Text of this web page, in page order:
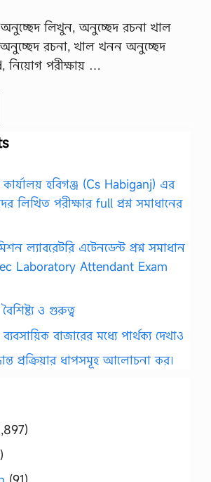
লিখুন, অনুচ্ছেদ রচনা খাল
রচনা, খাল খনন অনুচ্ছেদ
নিয়োগ পরীক্ষায় …
কার্যালয় হবিগঞ্জ (Cs Habiganj) এর
লিখিত পরীক্ষার full প্রশ্ন সমাধানের
ল্যাবরেটরি এটেনডেন্ট প্রশ্ন সমাধান
Laboratory Attendant Exam
ও গুরুত্ব
বাজারের মধ্যে পার্থক্য দেখাও
প্রক্রিয়ার ধাপসমূহ আলোচনা কর।